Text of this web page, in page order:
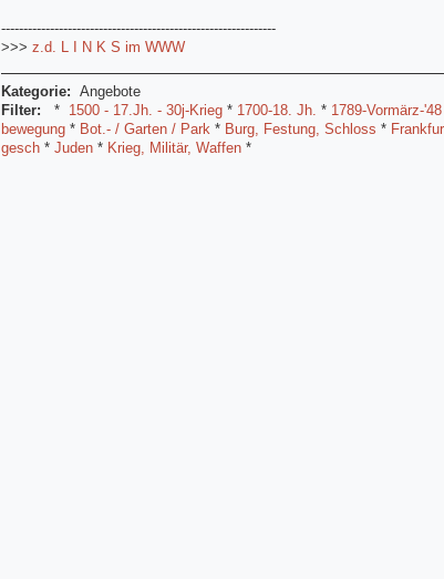
--------------------------------------------------------------
>>> z.d. L I N K S im WWW
Kategorie: Angebote
Filter:
* 1500 - 17.Jh. - 30j-Krieg * 1700-18. Jh. * 1789-Vormärz-'48
bewegung * Bot.- / Garten / Park * Burg, Festung, Schloss *
gesch * Juden * Krieg, Militär, Waffen *